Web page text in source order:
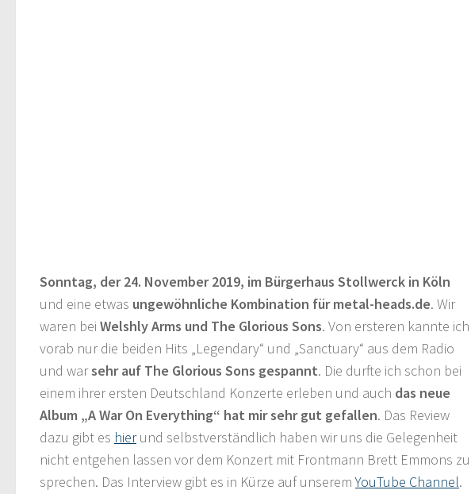
Sonntag, der 24. November 2019, im Bürgerhaus Stollwerck in Köln
und eine etwas ungewöhnliche Kombination für metal-heads.de. Wir
waren bei Welshly Arms und The Glorious Sons. Von ersteren kannte ich
vorab nur die beiden Hits „Legendary“ und „Sanctuary“ aus dem Radio
und warsehr auf The Glorious Sons gespannt. Die durfte ich schon bei
einem ihrer ersten Deutschland Konzerte erleben und auch das neue
Album „A War On Everything“ hat mir sehr gut gefallen. Das Review
dazu gibt es hierund selbstverständlich haben wir uns die Gelegenheit
nicht entgehen lassen vor dem Konzert mit Frontmann Brett Emmons zu
sprechen. Das Interview gibt es in Kürze auf unseremYouTube Channel.